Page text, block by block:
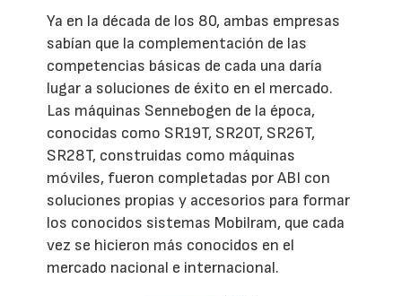
Ya en la década de los 80, ambas empresas
sabían que la complementación de las
competencias básicas de cada una daría
lugar a soluciones de éxito en el mercado.
Las máquinas Sennebogen de la época,
conocidas como SR19T, SR20T, SR26T,
SR28T, construidas como máquinas
móviles, fueron completadas por ABI con
soluciones propias y accesorios para formar
los conocidos sistemas Mobilram, que cada
vez se hicieron más conocidos en el
mercado nacional e internacional.